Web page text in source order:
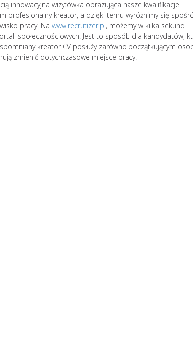
innowacyjna wizytówka obrazująca nasze kwalifikacje
profesjonalny kreator, a dzięki temu wyróżnimy się
pracy. Na www.recrutizer.pl, możemy w kilka sekund
społecznościowych. Jest to sposób dla kandydatów,
kreator CV posłuży zarówno początkującym
zmienić dotychczasowe miejsce pracy.
zawodowemu? Według
badaczki Christiny Maslach
zawodowe przebiega zgodnie z
następującym schematem:
stadia mogą występować
pojawiać się kolejno u...